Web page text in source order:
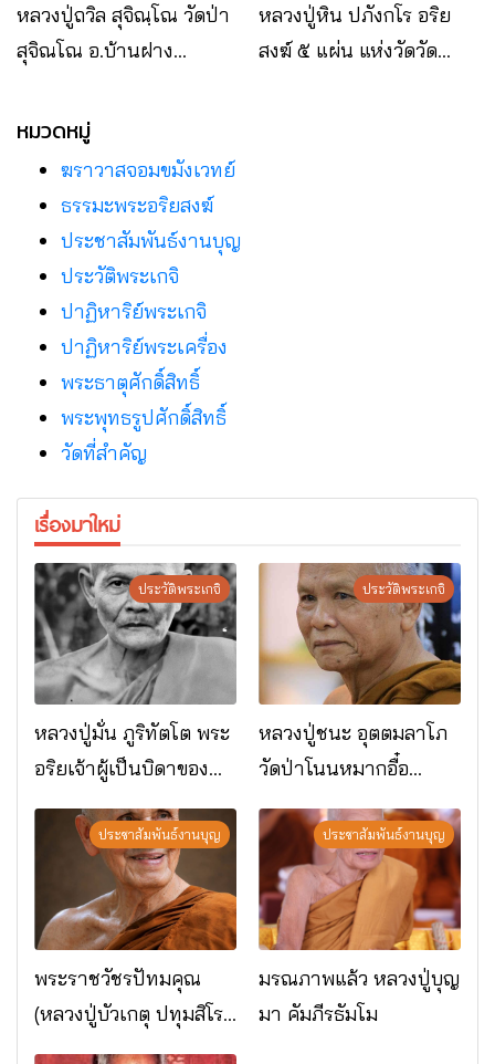
หลวงปู่ถวิล สุจิณฺโณ วัดป่า
สุจิณโณ อ.บ้านฝาง
หลวงปู่หิน ปภังกโร อริย
สงฆ์ ๕ แผ่น แห่งวัดวัด
หมวดหมู่
ฆราวาสจอมขมังเวทย์
ธรรมะพระอริยสงฆ์
ประชาสัมพันธ์งานบุญ
ประวัติพระเกจิ
ปาฏิหาริย์พระเกจิ
ปาฏิหาริย์พระเครื่อง
พระธาตุศักดิ์สิทธิ์
พระพุทธรูปศักดิ์สิทธิ์
วัดที่สําคัญ
เรื่องมาใหม่
ประวัติพระเกจิ
หลวงปู่มั่น ภูริทัตโต พระ
อริยเจ้าผู้เป็นบิดาของ
พระกรรมฐาน
ประวัติพระเกจิ
หลวงปู่ชนะ อุตตมลาโภ
วัดป่าโนนหมากอื๋อ
อ.เมือง จ.มหาสารคาม
ประชาสัมพันธ์งานบุญ
พระราชวัชรปัทมคุณ
(หลวงปู่บัวเกตุ ปทุมสิโร)
มรณภาพแล้ว วัดป่า
ประชาสัมพันธ์งานบุญ
มรณภาพแล้ว หลวงปู่บุญ
มา คัมภีรธัมโม